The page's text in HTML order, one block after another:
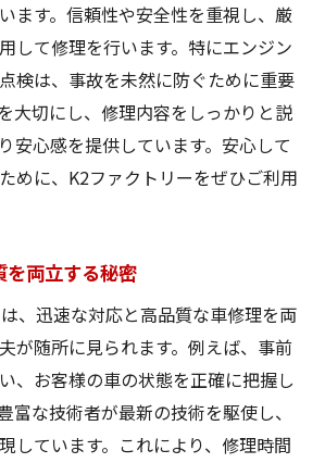
ます。信頼性や安全性を重視し、厳
して修理を行います。特にエンジン
検は、事故を未然に防ぐために重要
大切にし、修理内容をしっかりと説
安心感を提供しています。安心して
めに、K2ファクトリーをぜひご利用
を両立する秘密
、迅速な対応と高品質な車修理を両
が随所に見られます。例えば、事前
、お客様の車の状態を正確に把握し
富な技術者が最新の技術を駆使し、
しています。これにより、修理時間